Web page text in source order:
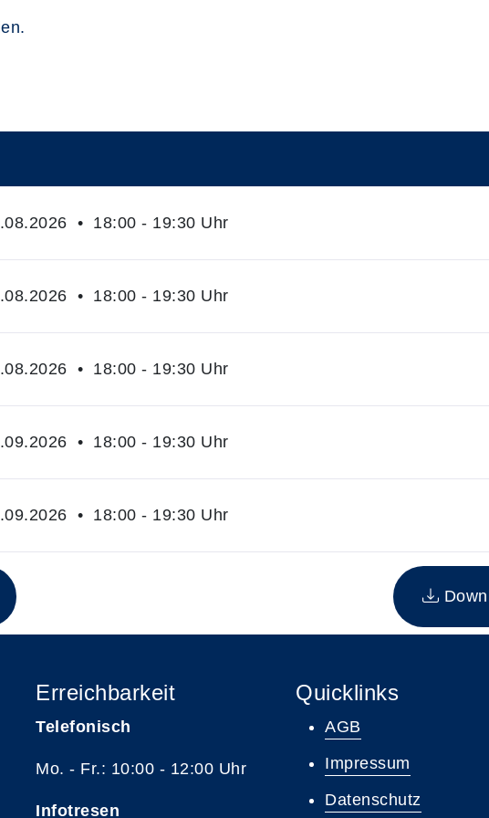
diesen Kurs
• 18:00 - 19:30 Uhr
• 18:00 - 19:30 Uhr
• 18:00 - 19:30 Uhr
• 18:00 - 19:30 Uhr
• 18:00 - 19:30 Uhr
Erreichbarkeit
Telefonisch
Mo. - Fr.: 10:00 - 12:00 Uhr
Infotresen
Quicklinks
AGB
Impressum
Datenschutz